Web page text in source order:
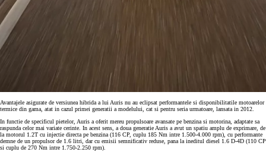
Avantajele asigurate de versiunea hibrida a lui Auris nu au eclipsat performantele si disponibilitatile motoarelor
termice din gama, atat in cazul primei generatii a modelului, cat si pentru seria urmatoare, lansata in 2012.
In functie de specificul pietelor, Auris a oferit mereu propulsoare avansate pe benzina si motorina, adaptate sa
raspunda celor mai variate cerinte. In acest sens, a doua generatie Auris a avut un spatiu amplu de exprimare, de
la motorul 1.2T cu injectie directa pe benzina (116 CP, cuplu 185 Nm intre 1.500-4.000 rpm), cu performante
demne de un propulsor de 1.6 litri, dar cu emisii semnificativ reduse, pana la ineditul diesel 1.6 D-4D (110 CP
si cuplu de 270 Nm intre 1.750-2.250 rpm).